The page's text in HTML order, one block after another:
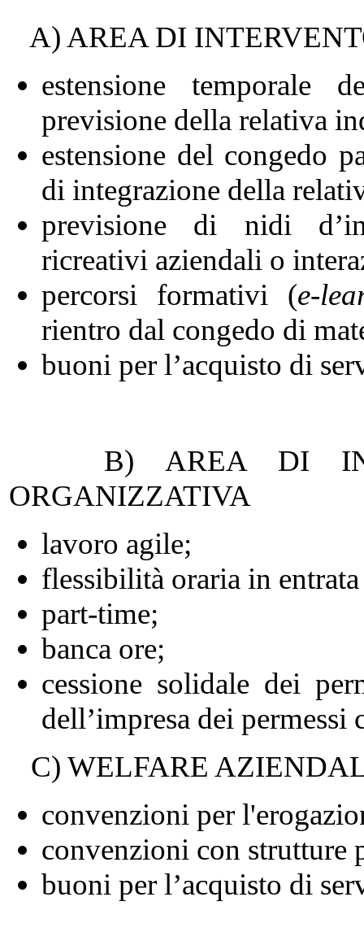
A) AREA DI
estensione temporale
previsione della relativa
estensione del congedo
di integrazione della
previsione di nidi
ricreativi aziendali o
percorsi formativi (e-
rientro dal congedo di
buoni per l’acquisto di
B) AREA DI
ORGANIZZATIVA
lavoro agile;
flessibilità oraria in
part-time;
banca ore;
cessione solidale dei
dell’impresa dei permessi
C) WELFARE
convenzioni per
convenzioni con strutture
buoni per l’acquisto di